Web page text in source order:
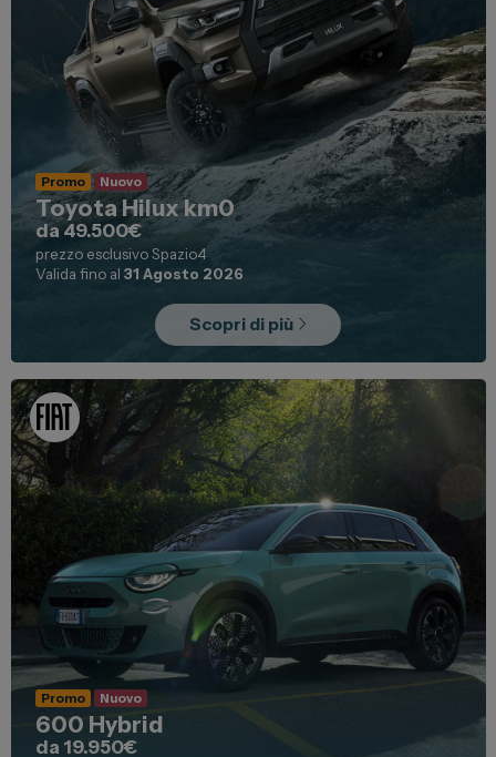
Promo Nuovo
Toyota Hilux km0
da 49.500€
prezzo esclusivo Spazio4
Valida fino al31 Agosto 2026
Scopri di più
Promo Nuovo
600 Hybrid
da 19.950€